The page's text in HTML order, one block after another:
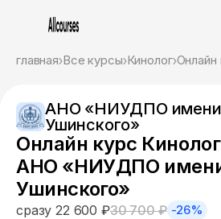
главная Все курсы Кинолог
АНО «НИУДПО
Ушинского»
Онлайн курс
АНО «НИУДПО
Ушинского»
сразу 22 600 ₽30 700 ₽ -26%
Привет! Я Ваш карьерный
курсы, которые соответствует
целям.
Пожалуйста, ответьте на
чтобы начать.
Приступим?